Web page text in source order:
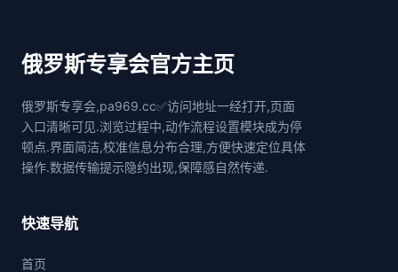
俄罗斯专享会官方主页
俄罗斯专享会,pa969.cc✅访问地址一经打开,页面
入口清晰可见.浏览过程中,动作流程设置模块成为停
顿点.界面简洁,校准信息分布合理,方便快速定位具体
操作.数据传输提示隐约出现,保障感自然传递.
快速导航
首页